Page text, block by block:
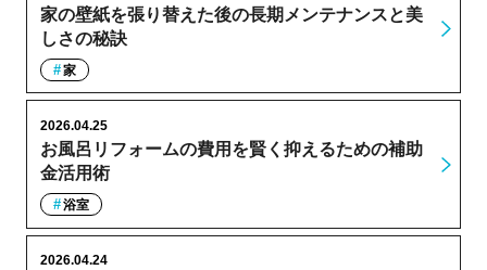
家の壁紙を張り替えた後の長期メンテナンスと美
しさの秘訣
家
お風呂リフォームの費用を賢く抑えるための補助
金活用術
2026.04.25
浴室
2026.04.24